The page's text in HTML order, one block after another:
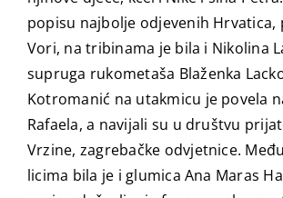
popisu najbolje odjevenih Hrvatica,
Vori, na tribinama je bila i Nikolina
supruga rukometaša Blaženka
Kotromanić na utakmicu je povela
Rafaela, a navijali su u društvu
Vrzine, zagrebačke odvjetnice.
licima bila je i glumica Ana Maras